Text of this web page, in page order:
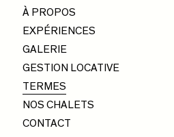
À PROPOS
EXPÉRIENCES
GALERIE
GESTION LOCATIVE
TERMES
NOS CHALETS
CONTACT